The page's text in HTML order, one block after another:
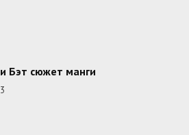
Бэт сюжет манги